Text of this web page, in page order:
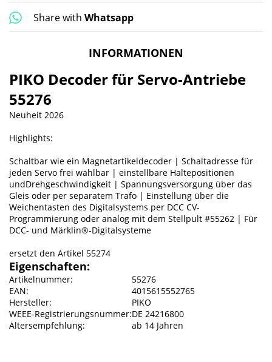
Share with Whatsapp
INFORMATIONEN
PIKO Decoder für Servo-Antriebe
55276
Neuheit 2026
Highlights:
Schaltbar wie ein Magnetartikeldecoder | Schaltadresse für
jeden Servo frei wählbar | einstellbare Haltepositionen
undDrehgeschwindigkeit | Spannungsversorgung über das
Gleis oder per separatem Trafo | Einstellung über die
Weichentasten des Digitalsystems per DCC CV-
Programmierung oder analog mit dem Stellpult #55262 | Für
DCC- und Märklin®-Digitalsysteme
ersetzt den Artikel 55274
Eigenschaften:
Artikelnummer:
55276
EAN:
4015615552765
Hersteller:
PIKO
WEEE-Registrierungsnummer:DE 24216800
Altersempfehlung:
ab 14 Jahren